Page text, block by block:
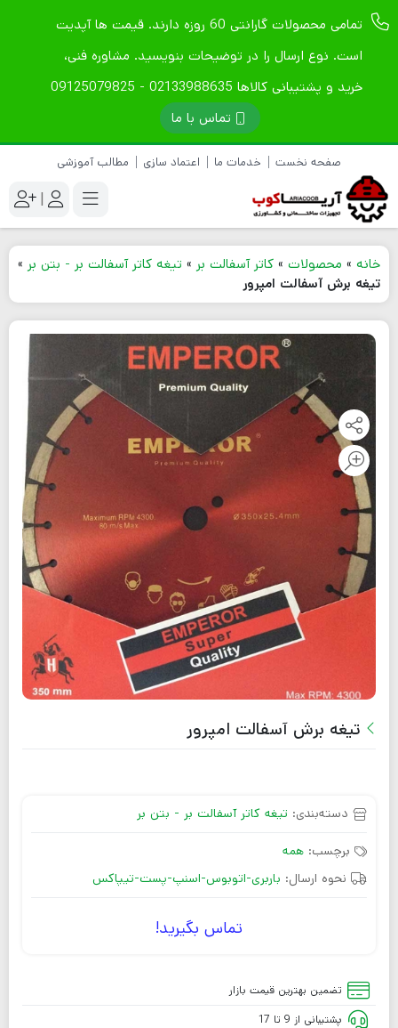
تمامی محصولات گارانتی 60 روزه دارند. قیمت ها آپدیت
است. نوع ارسال را در توضیحات بنویسید. مشاوره فنی،
خرید و پشتیبانی کالاها 02133988635 - 09125079825
تماس با ما
صفحه نخست خدمات ما اعتماد سازی مطالب آموزشی
|
خانه » محصولات » کاتر آسفالت بر » تیغه کاتر آسفالت بر - بتن بر »
تیغه برش آسفالت امپرور
تیغه برش آسفالت امپرور
دسته‌بندی: تیغه کاتر آسفالت بر - بتن بر
برچسب: همه
نحوه ارسال: باربری-اتوبوس-اسنپ-پست-تیپاکس
تماس بگیرید!
تضمین بهترین قیمت بازار
پشتیبانی از 9 تا 17